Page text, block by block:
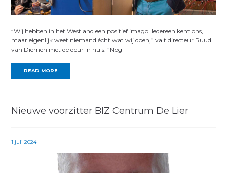
“Wij hebben in het Westland een positief imago. Iedereen kent ons,
maar eigenlijk weet niemand écht wat wij doen,” valt directeur Ruud
van Diemen met de deur in huis. “Nog
READ MORE
Nieuwe voorzitter BIZ Centrum De Lier
1 juli 2024